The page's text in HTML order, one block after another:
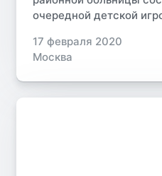
очередной детской
17 февраля 2020
Москва